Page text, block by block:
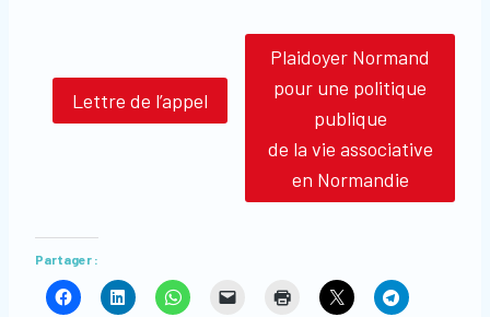
Lettre de l’appel
Plaidoyer Normand
pour une politique
publique
de la vie associative
en Normandie
Partager :